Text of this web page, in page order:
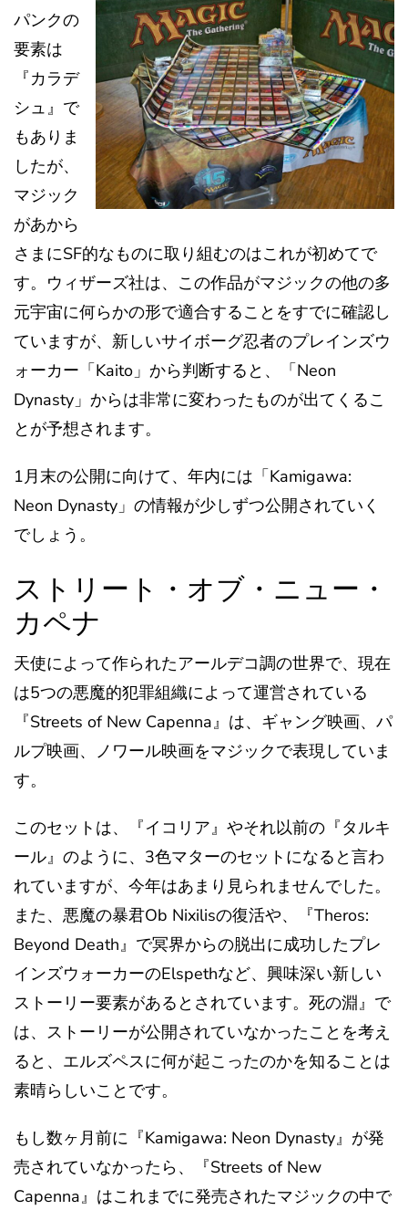
パンクの
要素は
『カラデ
シュ』で
もありま
したが、
マジック
があから
さまにSF的なものに取り組むのはこれが初めてで
す。ウィザーズ社は、この作品がマジックの他の多
元宇宙に何らかの形で適合することをすでに確認し
ていますが、新しいサイボーグ忍者のプレインズウ
ォーカー「Kaito」から判断すると、「Neon
Dynasty」からは非常に変わったものが出てくるこ
とが予想されます。
1月末の公開に向けて、年内には「Kamigawa:
Neon Dynasty」の情報が少しずつ公開されていく
でしょう。
ストリート・オブ・ニュー・
カペナ
天使によって作られたアールデコ調の世界で、現在
は5つの悪魔的犯罪組織によって運営されている
『Streets of New Capenna』は、ギャング映画、パ
ルプ映画、ノワール映画をマジックで表現していま
す。
このセットは、『イコリア』やそれ以前の『タルキ
ール』のように、3色マターのセットになると言わ
れていますが、今年はあまり見られませんでした。
また、悪魔の暴君Ob Nixilisの復活や、『Theros:
Beyond Death』で冥界からの脱出に成功したプレ
インズウォーカーのElspethなど、興味深い新しい
ストーリー要素があるとされています。死の淵』で
は、ストーリーが公開されていなかったことを考え
ると、エルズペスに何が起こったのかを知ることは
素晴らしいことです。
もし数ヶ月前に『Kamigawa: Neon Dynasty』が発
売されていなかったら、『Streets of New
Capenna』はこれまでに発売されたマジックの中で